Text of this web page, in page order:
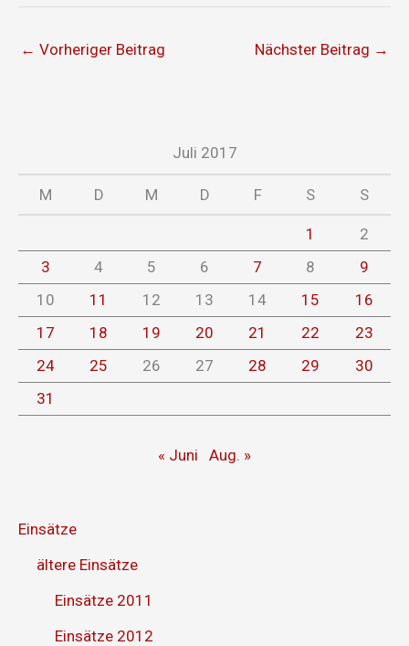
← Vorheriger Beitrag Nächster Beitrag →
Juli 2017
M D M D F S S
1
2
3
4 5 6 7 8
9
10
11 12 13 14 15
16
17
18 19 20 21 22
23
24
25 26 27 28 29
30
31
« Juni Aug. »
Einsätze
ältere Einsätze
Einsätze 2011
Einsätze 2012